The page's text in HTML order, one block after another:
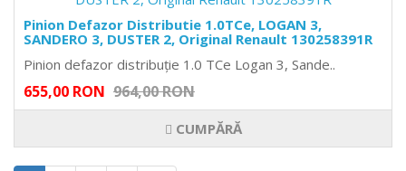
Pinion Defazor Distributie 1.0TCe, LOGAN 3,
SANDERO 3, DUSTER 2, Original Renault 130258391R
Pinion defazor distribuție 1.0 TCe Logan 3, Sande..
655,00 RON 964,00 RON
CUMPĂRĂ